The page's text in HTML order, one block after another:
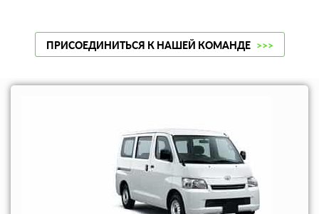
ПРИСОЕДИНИТЬСЯ К НАШЕЙ КОМАНДЕ >>>